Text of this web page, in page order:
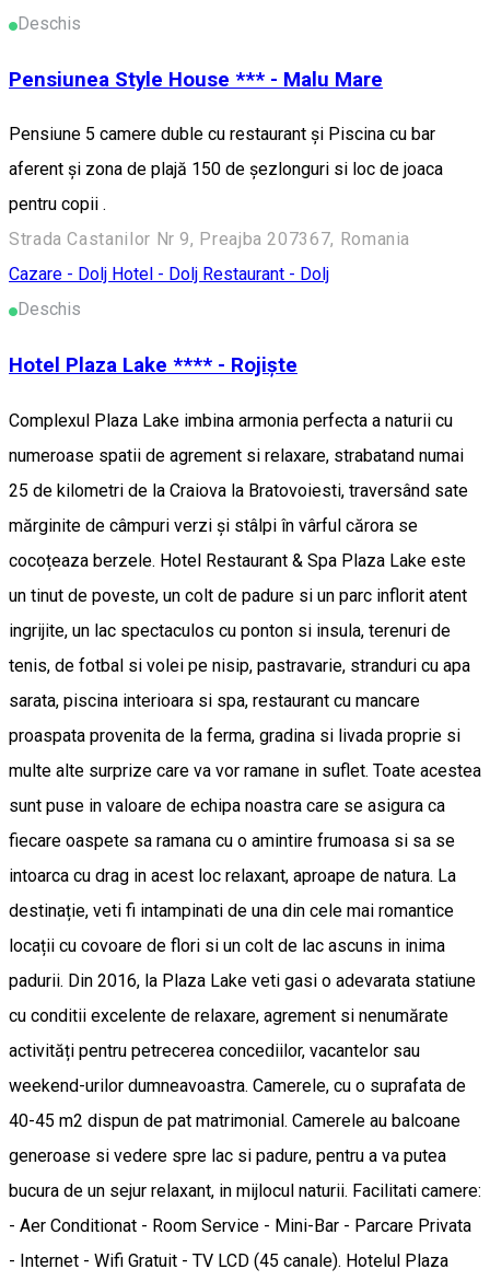
Deschis
Pensiunea Style House *** - Malu Mare
Pensiune 5 camere duble cu restaurant și Piscina cu bar
aferent și zona de plajă 150 de șezlonguri si loc de joaca
pentru copii .
Strada Castanilor Nr 9, Preajba 207367, Romania
Cazare - Dolj Hotel - Dolj Restaurant - Dolj
Deschis
Hotel Plaza Lake **** - Rojiște
Complexul Plaza Lake imbina armonia perfecta a naturii cu
numeroase spatii de agrement si relaxare, strabatand numai
25 de kilometri de la Craiova la Bratovoiesti, traversând sate
mărginite de câmpuri verzi și stâlpi în vârful cărora se
cocoțeaza berzele. Hotel Restaurant & Spa Plaza Lake este
un tinut de poveste, un colt de padure si un parc inflorit atent
ingrijite, un lac spectaculos cu ponton si insula, terenuri de
tenis, de fotbal si volei pe nisip, pastravarie, stranduri cu apa
sarata, piscina interioara si spa, restaurant cu mancare
proaspata provenita de la ferma, gradina si livada proprie si
multe alte surprize care va vor ramane in suflet. Toate acestea
sunt puse in valoare de echipa noastra care se asigura ca
fiecare oaspete sa ramana cu o amintire frumoasa si sa se
intoarca cu drag in acest loc relaxant, aproape de natura. La
destinație, veti fi intampinati de una din cele mai romantice
locații cu covoare de flori si un colt de lac ascuns in inima
padurii. Din 2016, la Plaza Lake veti gasi o adevarata statiune
cu conditii excelente de relaxare, agrement si nenumărate
activități pentru petrecerea concediilor, vacantelor sau
weekend-urilor dumneavoastra. Camerele, cu o suprafata de
40-45 m2 dispun de pat matrimonial. Camerele au balcoane
generoase si vedere spre lac si padure, pentru a va putea
bucura de un sejur relaxant, in mijlocul naturii. Facilitati camere:
- Aer Conditionat - Room Service - Mini-Bar - Parcare Privata
- Internet - Wifi Gratuit - TV LCD (45 canale). Hotelul Plaza